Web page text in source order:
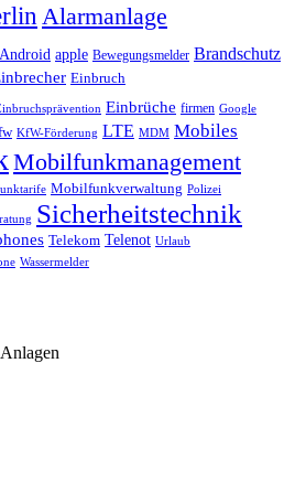
Alarmanlage
Android apple Bewegungsmelder Brandschutz
Einbruch
Einbrüche firmen Google
KfW-Förderung LTE MDM Mobiles
Mobilfunkmanagement
Mobilfunkverwaltung Polizei
Sicherheitstechnik
Telekom Telenot Urlaub
Wassermelder